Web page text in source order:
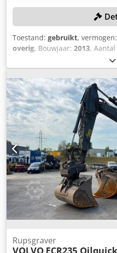
Toestand: gebruikt, vermogen:
overig, Bouwjaar: 2013,
Breedte van de rupsbanden:
E00210468 Motor: Volvo D6 H
Motorvermogen: 128 kW
reikwijdte: 10,1 m
uur Crsdpfxezrv U Ej Apbef
ja Breedte van de kettingen:
Gebruikssporen,
Rupsgraver
VOLVO ECR235